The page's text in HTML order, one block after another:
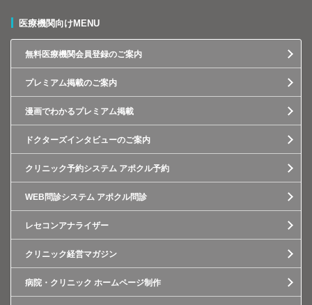
医療機関向けMENU
無料医療機関会員登録のご案内
プレミアム掲載のご案内
漫画でわかるプレミアム掲載
ドクターズインタビューのご案内
クリニック予約システム アポクル予約
WEB問診システム アポクル問診
レセコンアナライザー
クリニック経営マガジン
病院・クリニック ホームページ制作